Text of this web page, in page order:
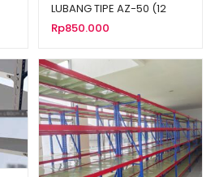
LUBANG TIPE AZ-50 (12
Tipe Ukuran)
Rp850.000